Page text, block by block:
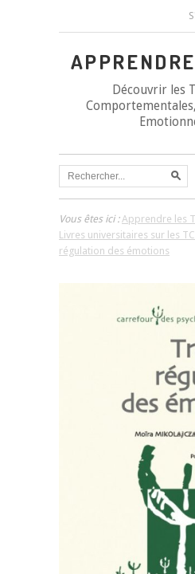
Découvrir les
Vous êtes ici :Apprendre les
Livres universitaires sur les
régulation des émotions